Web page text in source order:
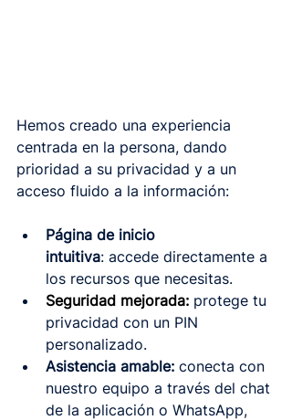
Hemos creado una experiencia
centrada en la persona, dando
prioridad a su privacidad y a un
acceso fluido a la información:
Página de inicio
intuitiva: accede directamente a
los recursos que necesitas.
Seguridad mejorada: protege tu
privacidad con un PIN
personalizado.
Asistencia amable: conecta con
nuestro equipo a través del chat
de la aplicación o WhatsApp,